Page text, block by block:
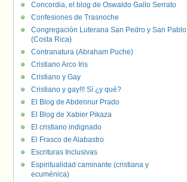
Concordia, el blog de Oswaldo Gallo Serrato
Confesiones de Trasnoche
Congregación Luterana San Pedro y San Pablo
(Costa Rica)
Contranatura (Abraham Puche)
Cristiano Arco Iris
Cristiano y Gay
Cristiano y gay!!! Sí ¿y qué?
El Blog de Abdennur Prado
El Blog de Xabier Pikaza
El cristiano indignado
El Frasco de Alabastro
Escrituras Inclusivas
Espiritualidad caminante (cristiana y
ecuménica)